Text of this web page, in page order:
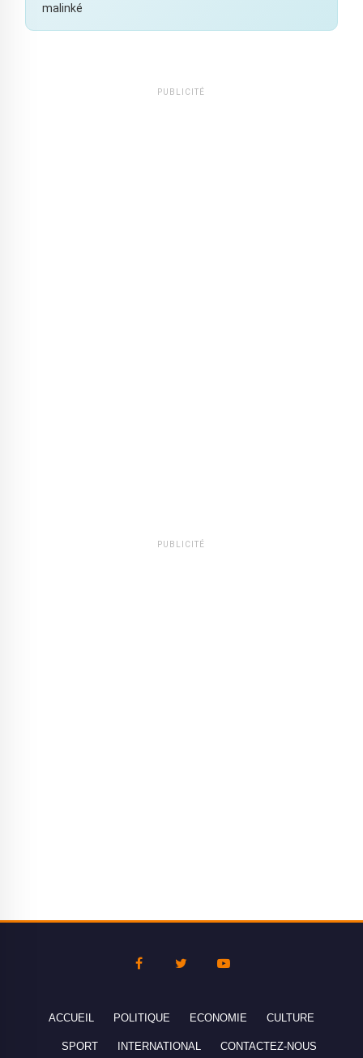
malinké
PUBLICITÉ
PUBLICITÉ
ACCUEIL POLITIQUE ECONOMIE CULTURE
SPORT INTERNATIONAL CONTACTEZ-NOUS